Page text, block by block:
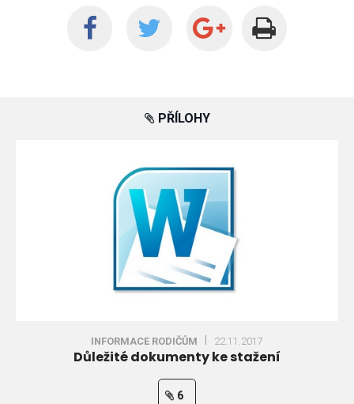
PŘÍLOHY
INFORMACE RODIČŮM 22.11.2017
Důležité dokumenty ke stažení
6